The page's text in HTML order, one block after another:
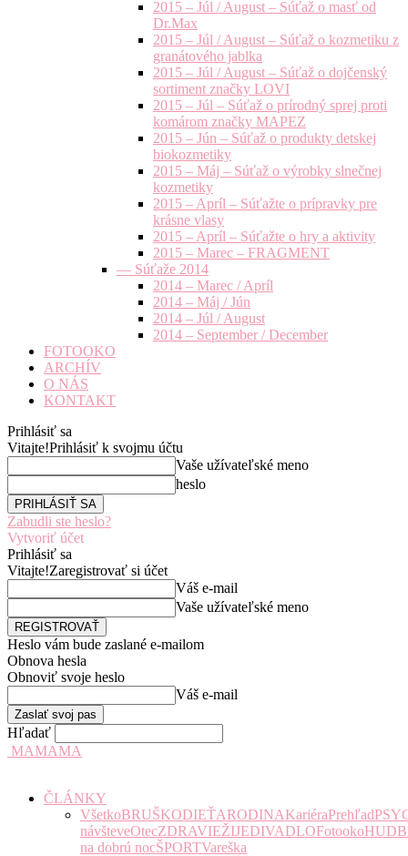
2015 – Júl / August – Súťaž o masť od
Dr.Max
2015 – Júl / August – Súťaž o kozmetiku z
granátového jablka
2015 – Júl / August – Súťaž o dojčenský
sortiment značky LOVI
2015 – Júl – Súťaž o prírodný sprej proti
komárom značky MAPEZ
2015 – Jún – Súťaž o produkty detskej
biokozmetiky
2015 – Máj – Súťaž o výrobky slnečnej
kozmetiky
2015 – Apríl – Súťažte o prípravky pre
krásne vlasy
2015 – Apríl – Súťažte o hry a aktivity
2015 – Marec – FRAGMENT
— Súťaže 2014
2014 – Marec / Apríl
2014 – Máj / Jún
2014 – Júl / August
2014 – September / December
FOTOOKO
ARCHÍV
O NÁS
KONTAKT
Prihlásiť sa
Vitajte!Prihlásiť k svojmu účtu
Vaše užívateľské meno
heslo
Zabudli ste heslo?
Vytvoriť účet
Prihlásiť sa
Vitajte!Zaregistrovať si účet
Váš e-mail
Vaše užívateľské meno
Heslo vám bude zaslané e-mailom
Obnova hesla
Obnoviť svoje heslo
Váš e-mail
Hľadať
MAMAMA
ČLÁNKY
VšetkoBRUŠKODIEŤARODINAKariéraPrehľad
návšteveOtecZDRAVIEŽIJEDIVADLOFotooko
na dobrú nocŠPORTVareška